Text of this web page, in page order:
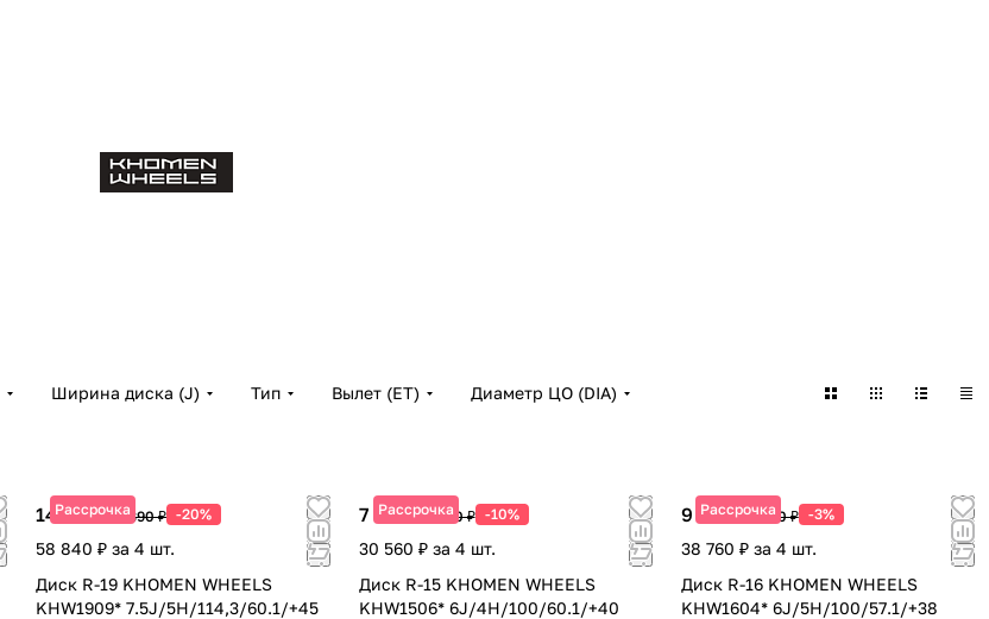
Ширина диска (J) Тип Вылет (ET) Диаметр ЦО (DIA)
Рассрочка
14 710 ₽18 390 ₽ -20%
58 840 ₽ за 4 шт.
Диск R-19 KHOMEN WHEELS
KHW1909* 7.5J/5H/114,3/60.1/+45
Рассрочка
7 640 ₽8 490 ₽ -10%
30 560 ₽ за 4 шт.
Диск R-15 KHOMEN WHEELS
KHW1506* 6J/4H/100/60.1/+40
Рассрочка
9 690 ₽9 990 ₽ -3%
38 760 ₽ за 4 шт.
Диск R-16 KHOMEN WHEELS
KHW1604* 6J/5H/100/57.1/+38